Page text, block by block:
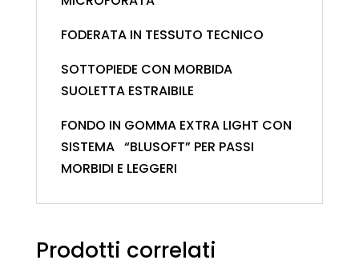
FODERATA IN TESSUTO TECNICO
SOTTOPIEDE CON MORBIDA
SUOLETTA ESTRAIBILE
FONDO IN GOMMA EXTRA LIGHT CON
SISTEMA “BLUSOFT” PER PASSI
MORBIDI E LEGGERI
Prodotti correlati